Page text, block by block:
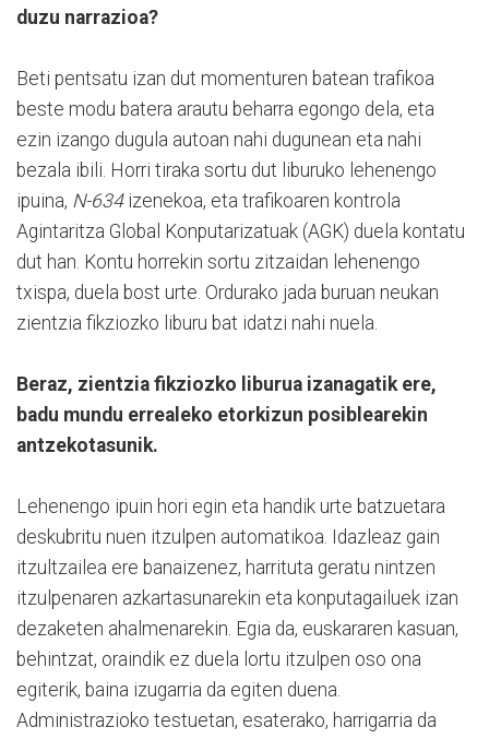
duzu narrazioa?
Beti pentsatu izan dut momenturen batean trafikoa
beste modu batera arautu beharra egongo dela, eta
ezin izango dugula autoan nahi dugunean eta nahi
bezala ibili. Horri tiraka sortu dut liburuko lehenengo
ipuina, N-634izenekoa, eta trafikoaren kontrola
Agintaritza Global Konputarizatuak (AGK) duela kontatu
dut han. Kontu horrekin sortu zitzaidan lehenengo
txispa, duela bost urte. Ordurako jada buruan neukan
zientzia fikziozko liburu bat idatzi nahi nuela.
Beraz, zientzia fikziozko liburua izanagatik ere,
badu mundu errealeko etorkizun posiblearekin
antzekotasunik.
Lehenengo ipuin hori egin eta handik urte batzuetara
deskubritu nuen itzulpen automatikoa. Idazleaz gain
itzultzailea ere banaizenez, harrituta geratu nintzen
itzulpenaren azkartasunarekin eta konputagailuek izan
dezaketen ahalmenarekin. Egia da, euskararen kasuan,
behintzat, oraindik ez duela lortu itzulpen oso ona
egiterik, baina izugarria da egiten duena.
Administrazioko testuetan, esaterako, harrigarria da